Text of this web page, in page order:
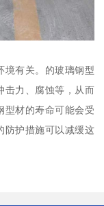
境有关。的玻璃钢型
击力、腐蚀等，从而
型材的寿命可能会受
防护措施可以减缓这